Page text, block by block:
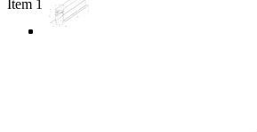
Item 1 of 4